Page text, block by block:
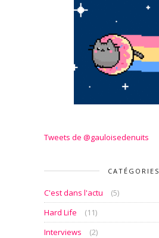
Tweets de @gauloisedenuits
CATÉGORIES
C'est dans l'actu
(5)
Hard Life
(11)
Interviews
(2)